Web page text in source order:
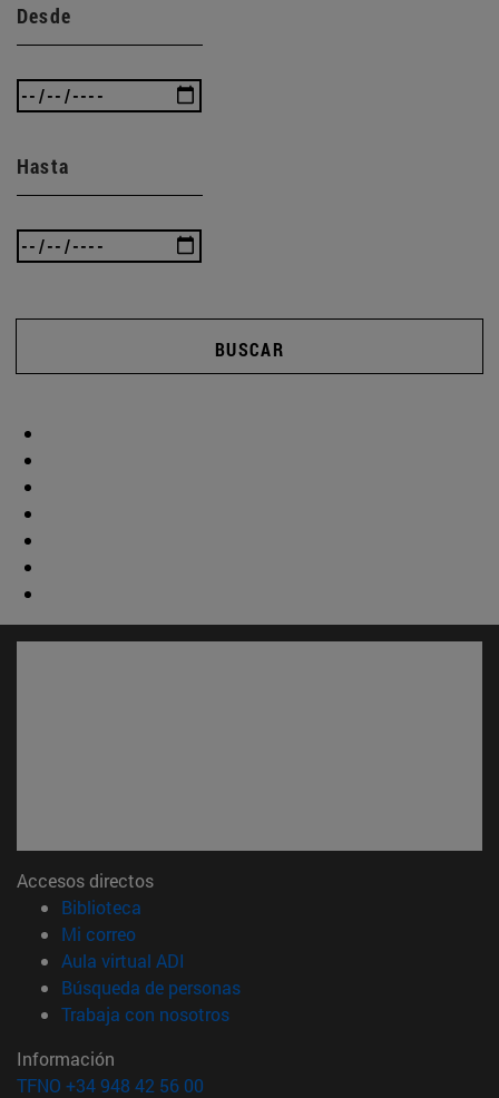
Desde
Hasta
BUSCAR
Accesos directos
Biblioteca
Mi correo(abre en nueva ventana)
Aula virtual ADI
Búsqueda de personas(abre en nueva ventana)
Trabaja con nosotros(abre en nueva ventana)
Información
TFNO +34 948 42 56 00